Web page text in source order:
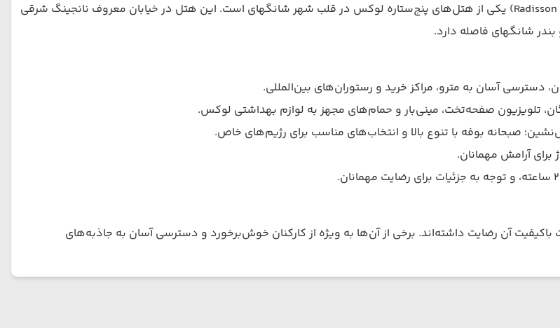
این هتل در خیابان معروف نانجینگ شرقی
شانگهای فاصله دارد.
دسترسی آسان به مترو، مراکز خرید و رستوران‌های بین‌المللی.
تلویزیون صفحه‌تخت، مینی‌بار و حمام‌های مجهز به لوازم بهداشتی لوکس.
صبحانه بوفه با تنوع بالا و انتخاب‌های مناسب برای رژیم‌های خاص.
آرامش مهمانان.
باکیفیت آن رضایت داشته‌اند. برخی از آن‌ها به ویژه از کارکنان خوش‌برخورد و دسترسی آسان به جاذبه‌های